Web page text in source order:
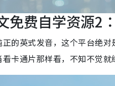
免费自学资源2
的英式发音，这个平台绝
看卡通片那样看，不知不觉